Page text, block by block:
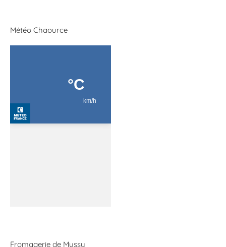
Météo Chaource
Fromagerie de Mussy